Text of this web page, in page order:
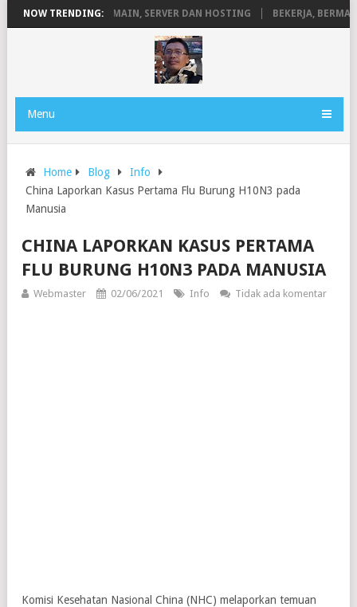
NOW TRENDING:
PENGERTIAN DOMAIN, SERVER DAN HOSTING BEKERJA, BERMAIN
Menu
Home Blog
Info
China Laporkan Kasus Pertama Flu Burung H10N3 pada
Manusia
CHINA LAPORKAN KASUS PERTAMA
FLU BURUNG H10N3 PADA MANUSIA
Webmaster 02/06/2021 Info Tidak ada komentar
Komisi Kesehatan Nasional China (NHC) melaporkan temuan